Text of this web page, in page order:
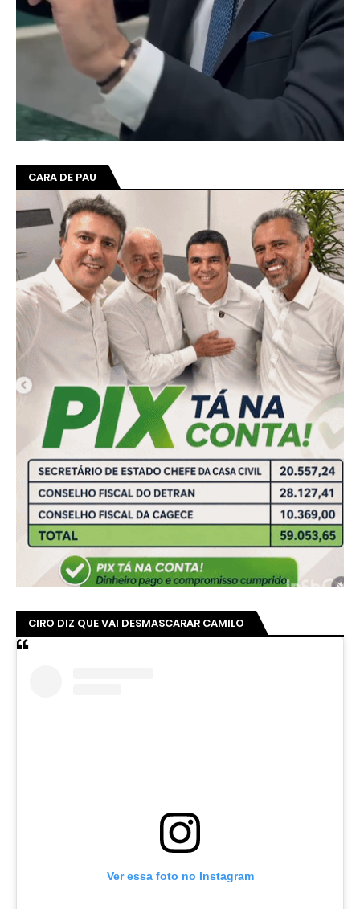
CARA DE PAU
CIRO DIZ QUE VAI DESMASCARAR CAMILO
Ver essa foto no Instagram